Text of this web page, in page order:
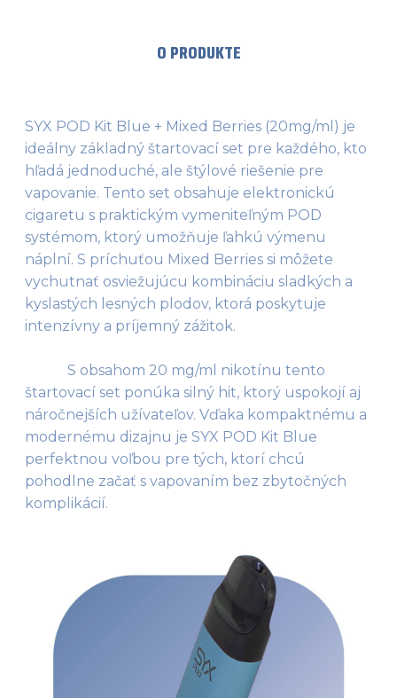
O PRODUKTE
SYX POD Kit Blue + Mixed Berries (20mg/ml) je
ideálny základný štartovací set pre každého, kto
hľadá jednoduché, ale štýlové riešenie pre
vapovanie. Tento set obsahuje elektronickú
cigaretu s praktickým vymeniteľným POD
systémom, ktorý umožňuje ľahkú výmenu
náplní. S príchuťou Mixed Berries si môžete
vychutnať osviežujúcu kombináciu sladkých a
kyslastých lesných plodov, ktorá poskytuje
intenzívny a príjemný zážitok.
štartovací set ponúka silný hit, ktorý uspokojí aj
náročnejších užívateľov. Vďaka kompaktnému a
modernému dizajnu je SYX POD Kit Blue
perfektnou voľbou pre tých, ktorí chcú
pohodlne začať s vapovaním bez zbytočných
komplikácií.